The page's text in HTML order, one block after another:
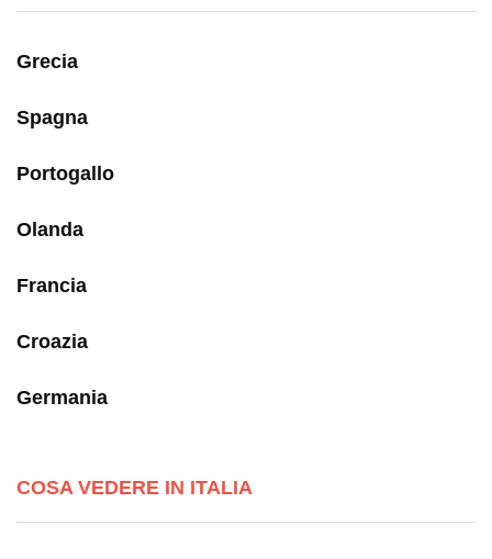
Grecia
Spagna
Portogallo
Olanda
Francia
Croazia
Germania
COSA VEDERE IN ITALIA